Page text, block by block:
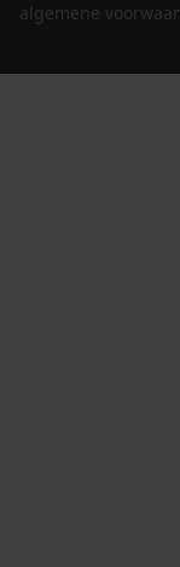
algemene